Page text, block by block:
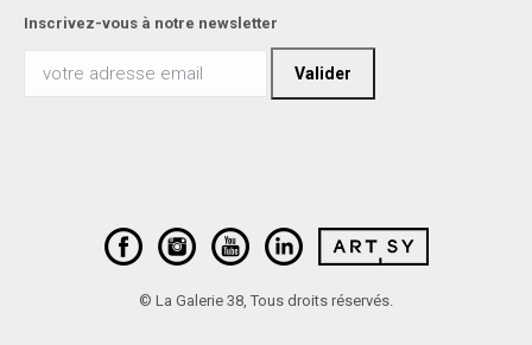
Inscrivez-vous à notre newsletter
© La Galerie 38, Tous droits réservés.